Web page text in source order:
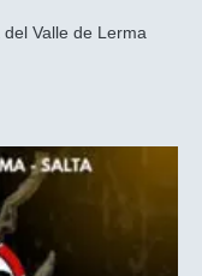
del Valle de Lerma